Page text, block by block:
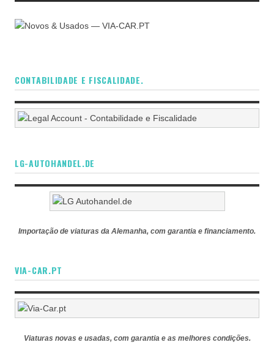
CONTABILIDADE E FISCALIDADE.
LG-AUTOHANDEL.DE
Importação de viaturas da Alemanha, com garantia e financiamento.
VIA-CAR.PT
Viaturas novas e usadas, com garantia e as melhores condições.